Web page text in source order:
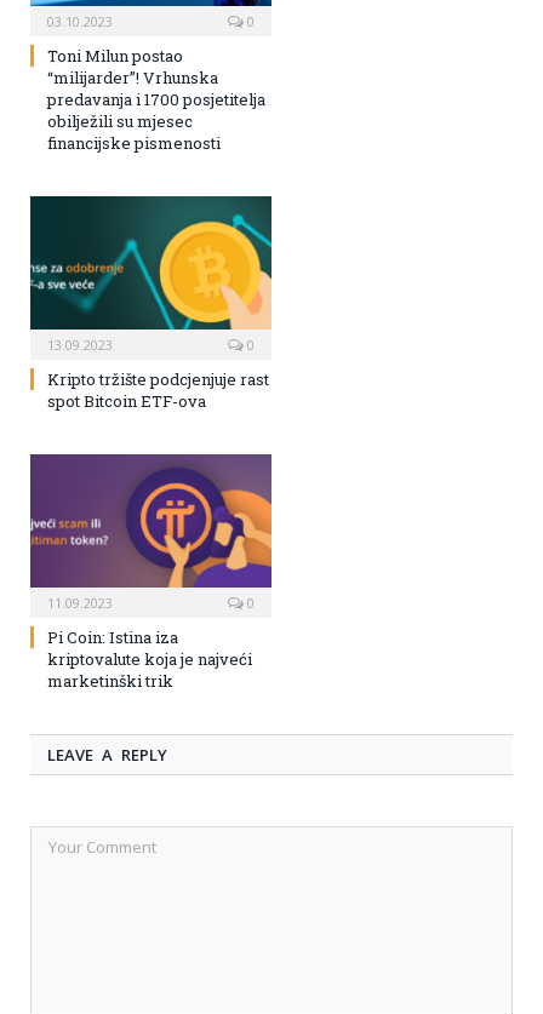
03.10.2023 0
Toni Milun postao
“milijarder”! Vrhunska
predavanja i 1700 posjetitelja
obilježili su mjesec
financijske pismenosti
13.09.2023 0
Kripto tržište podcjenjuje rast
spot Bitcoin ETF-ova
11.09.2023 0
Pi Coin: Istina iza
kriptovalute koja je najveći
marketinški trik
LEAVE A REPLY